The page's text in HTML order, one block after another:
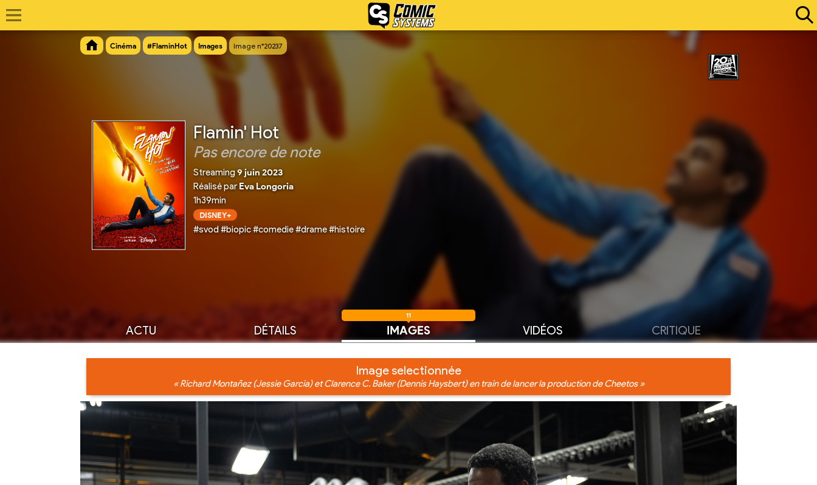
Cinéma #FlaminHot Images Image n°20237
Flamin' Hot
Pas encore de note
Streaming9 juin 2023
Réalisé parEva Longoria
1h39min
DISNEY+
#svod #biopic #comedie #drame #histoire
ACTU DÉTAILS IMAGES
11
VIDÉOS CRITIQUE
Image selectionnée
« Richard Montañez (Jessie Garcia) et Clarence C. Baker (Dennis Haysbert) en train de lancer la production de Cheetos »